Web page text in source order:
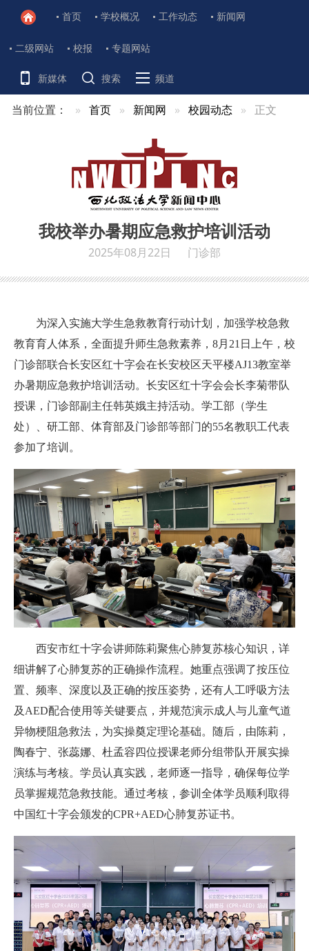
首页 学校概况 工作动态 新闻网
二级网站 校报 专题网站
新媒体 搜索 频道
当前位置： 首页 新闻网 校园动态 正文
我校举办暑期应急救护培训活动
2025年08月22日 门诊部
为深入实施大学生急救教育行动计划，加强学校急救
教育育人体系，全面提升师生急救素养，8月21日上午，校
门诊部联合长安区红十字会在长安校区天平楼AJ13教室举
办暑期应急救护培训活动。长安区红十字会会长李菊带队
授课，门诊部副主任韩英娥主持活动。学工部（学生
处）、研工部、体育部及门诊部等部门的55名教职工代表
参加了培训。
西安市红十字会讲师陈莉聚焦心肺复苏核心知识，详
细讲解了心肺复苏的正确操作流程。她重点强调了按压位
置、频率、深度以及正确的按压姿势，还有人工呼吸方法
及AED配合使用等关键要点，并规范演示成人与儿童气道
异物梗阻急救法，为实操奠定理论基础。随后，由陈莉，
陶春宁、张蕊娜、杜孟容四位授课老师分组带队开展实操
演练与考核。学员认真实践，老师逐一指导，确保每位学
员掌握规范急救技能。通过考核，参训全体学员顺利取得
中国红十字会颁发的CPR+AED心肺复苏证书。